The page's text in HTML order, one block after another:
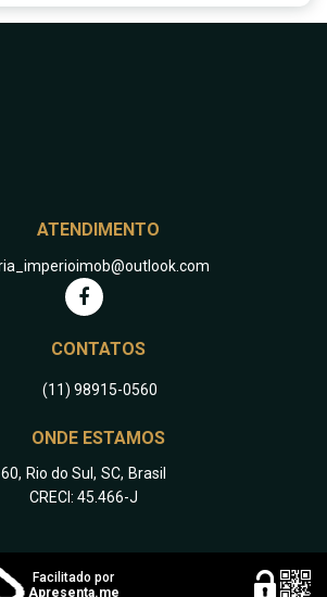
ATENDIMENTO
CONTATOS
(11) 98915-0560
ONDE ESTAMOS
60, Rio do Sul , SC, Brasil
CRECI: 45.466-J